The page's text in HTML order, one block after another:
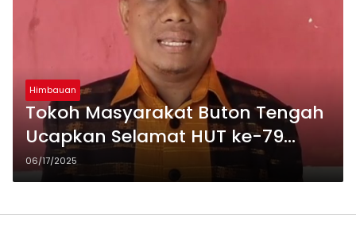
Himbauan
Tokoh Masyarakat Buton Tengah
Ucapkan Selamat HUT ke-79
Bhayangkara, Apresiasi Kinerja
Polri dalam Menjaga Kamtibmas
06/17/2025